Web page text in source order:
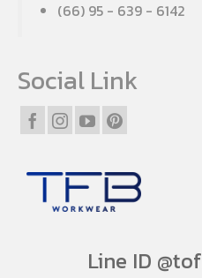
(66) 95 - 639 - 6142
Social Link
Line ID